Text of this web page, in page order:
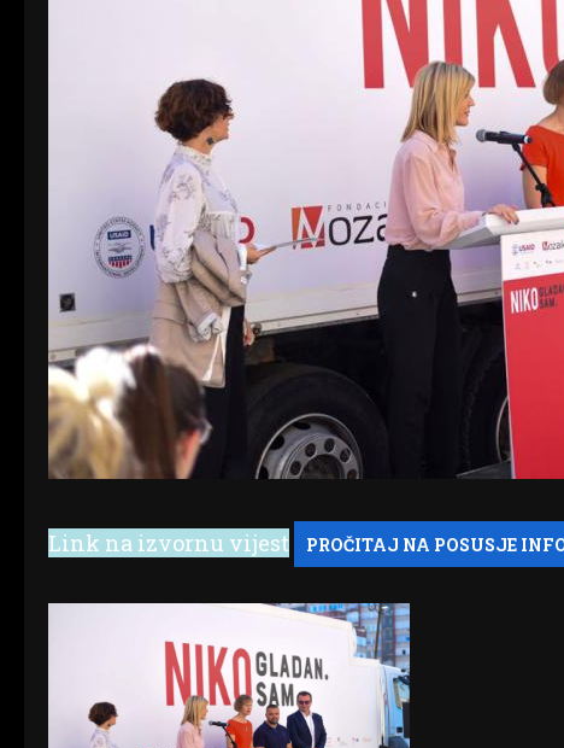
Link na izvornu vijest